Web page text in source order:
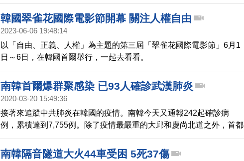
韓國翠雀花國際電影節開幕 關注人權自由
2023-06-06 19:48:14
以「自由、正義、人權」為主題的第三屆「翠雀花國際電影節」6月1
日～6日，在韓國首爾舉行，一起去看看。
南韓首爾爆群聚感染 已93人確診武漢肺炎
2020-03-20 15:49:36
接著來追蹤中共肺炎在韓國的疫情。南韓今天又通報242起確診病
例，累積達到7,755例。除了疫情最嚴重的大邱和慶尚北道之外，首都
首爾也爆發了群聚感染。
南韓隔音隧道大火44車受困 5死37傷